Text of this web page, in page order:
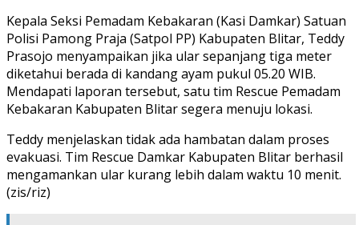
Kepala Seksi Pemadam Kebakaran (Kasi Damkar) Satuan
Polisi Pamong Praja (Satpol PP) Kabupaten Blitar, Teddy
Prasojo menyampaikan jika ular sepanjang tiga meter
diketahui berada di kandang ayam pukul 05.20 WIB.
Mendapati laporan tersebut, satu tim Rescue Pemadam
Kebakaran Kabupaten Blitar segera menuju lokasi.
Teddy menjelaskan tidak ada hambatan dalam proses
evakuasi. Tim Rescue Damkar Kabupaten Blitar berhasil
mengamankan ular kurang lebih dalam waktu 10 menit.
(zis/riz)